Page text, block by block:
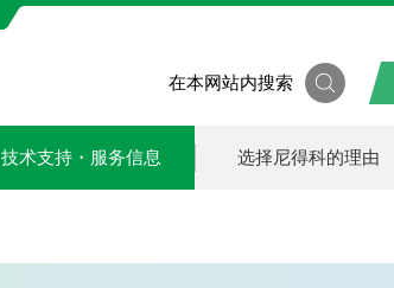
在本网站内搜索
技术支持・服务信息 选择尼得科的理由